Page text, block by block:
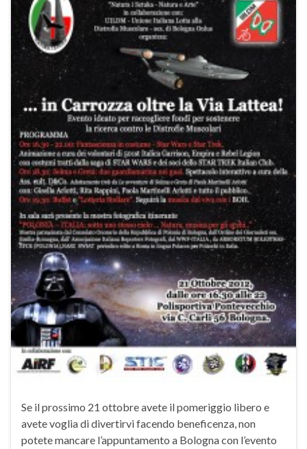
Se il prossimo 21 ottobre avete il pomeriggio libero e
avete voglia di divertirvi facendo beneficenza, non
potete mancare l’appuntamento a Bologna con l’evento